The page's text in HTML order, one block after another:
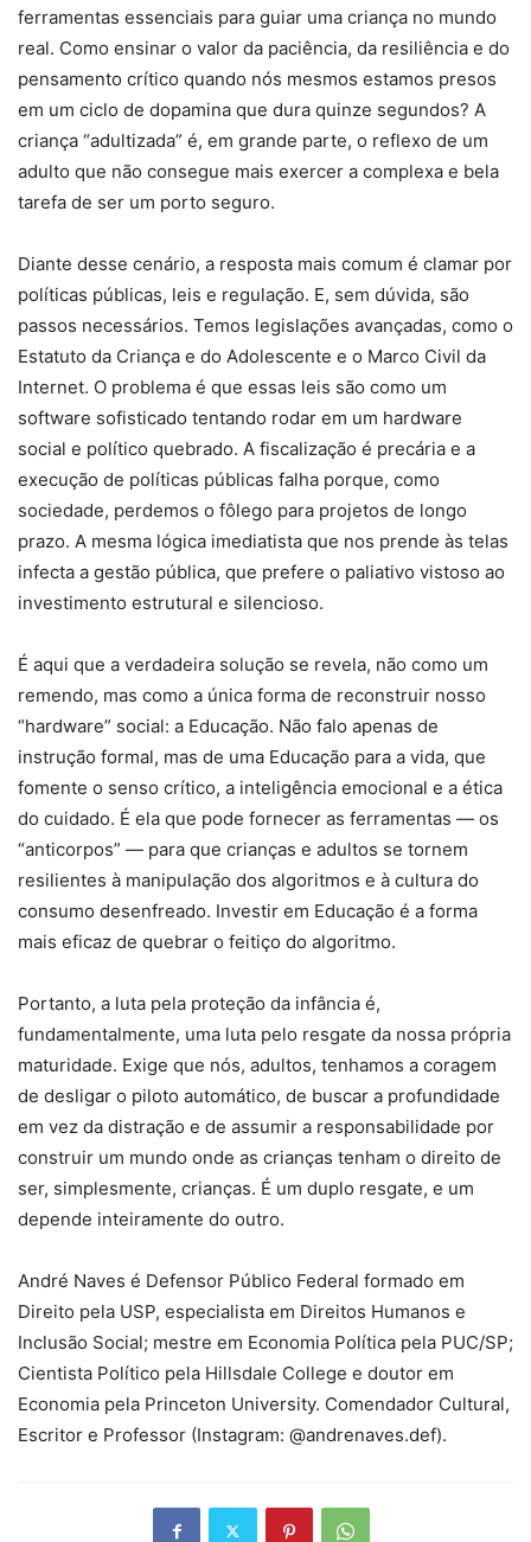
ferramentas essenciais para guiar uma criança no mundo
real. Como ensinar o valor da paciência, da resiliência e do
pensamento crítico quando nós mesmos estamos presos
em um ciclo de dopamina que dura quinze segundos? A
criança “adultizada” é, em grande parte, o reflexo de um
adulto que não consegue mais exercer a complexa e bela
tarefa de ser um porto seguro.
Diante desse cenário, a resposta mais comum é clamar por
políticas públicas, leis e regulação. E, sem dúvida, são
passos necessários. Temos legislações avançadas, como o
Estatuto da Criança e do Adolescente e o Marco Civil da
Internet. O problema é que essas leis são como um
software sofisticado tentando rodar em um hardware
social e político quebrado. A fiscalização é precária e a
execução de políticas públicas falha porque, como
sociedade, perdemos o fôlego para projetos de longo
prazo. A mesma lógica imediatista que nos prende às telas
infecta a gestão pública, que prefere o paliativo vistoso ao
investimento estrutural e silencioso.
É aqui que a verdadeira solução se revela, não como um
remendo, mas como a única forma de reconstruir nosso
“hardware” social: a Educação. Não falo apenas de
instrução formal, mas de uma Educação para a vida, que
fomente o senso crítico, a inteligência emocional e a ética
do cuidado. É ela que pode fornecer as ferramentas — os
“anticorpos” — para que crianças e adultos se tornem
resilientes à manipulação dos algoritmos e à cultura do
consumo desenfreado. Investir em Educação é a forma
mais eficaz de quebrar o feitiço do algoritmo.
Portanto, a luta pela proteção da infância é,
fundamentalmente, uma luta pelo resgate da nossa própria
maturidade. Exige que nós, adultos, tenhamos a coragem
de desligar o piloto automático, de buscar a profundidade
em vez da distração e de assumir a responsabilidade por
construir um mundo onde as crianças tenham o direito de
ser, simplesmente, crianças. É um duplo resgate, e um
depende inteiramente do outro.
André Naves é Defensor Público Federal formado em
Direito pela USP, especialista em Direitos Humanos e
Inclusão Social; mestre em Economia Política pela PUC/SP;
Cientista Político pela Hillsdale College e doutor em
Economia pela Princeton University. Comendador Cultural,
Escritor e Professor (Instagram: @andrenaves.def).